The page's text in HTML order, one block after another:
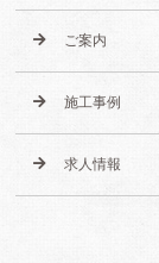
ご案内
施工事例
求人情報